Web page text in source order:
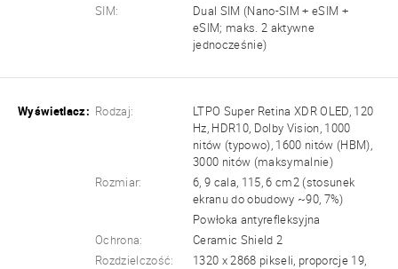
SIM:
Dual SIM (Nano-SIM + eSIM +
eSIM; maks. 2 aktywne
jednocześnie)
Wyświetlacz: Rodzaj:
LTPO Super Retina XDR OLED, 120
Hz, HDR10, Dolby Vision, 1000
nitów (typowo), 1600 nitów (HBM),
3000 nitów (maksymalnie)
Rozmiar:
6, 9 cala, 115, 6 cm2 (stosunek
ekranu do obudowy ~90, 7%)
Powłoka antyrefleksyjna
Ochrona:
Ceramic Shield 2
Rozdzielczość:
1320 x 2868 pikseli, proporcje 19,